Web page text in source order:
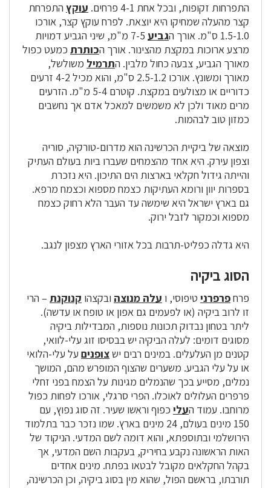
התפרחות זקופות, ובכל אחת 4-1 פרחים.
עוקץ התפרחת
קצר מהעלה שמחיקו היא יוצאת. לפרח עוקץ קצר, אורכו
1.5-1.0 ס"מ. אורך ה
גביע
7-5 מ"מ, שיני הגביע דמויות
מרצע ארוכות במקצת מהצינור. אורך הכותרת כמעט כפול
מאורך הגביע, צבעה כחול מלבין. התרמיל משולשל,
מאורך ומשונץ. אורכו 2.5-1.2 ס"מ, והוא מכיל 4-2 זרעים
כדוריים או מצולעים במקצת. קוטרם 5-4 מ"מ. הזרעים
מרים מאוד ולכן לא משמשים למאכל אדם אך נחשבים
כמזון טוב לבהמות.
מוצאה של ביקיית הכרשינה הוא מדרום-טורקיה, סוריה
וצפון עירק. היא אחד מהצמחים שעברו ביות בעולם העתיק
והייתה גידול חקלאי בארצות הים התיכון. היא נזכרת
בספרות יוון ורומא העתיקות כצמח מספוא וכצמח מרפא.
גם בארץ ישראל היא שימשה עד העבר הלא רחוק כצמח
מספוא וכמקור לזבל ירוק.
היא גדלה כפליט-תרבות בכל אזורי הארץ מצפון לנגב.
הסוג ביקיה
פרחפרפרני טיפוסי, ו עלה מנוצה ובקצהו קנוקנת – הרי
זו לרוב ביקיה (או לפעמים גם אפון או טופח או עדשה).
ליתר בטחון נבדוק תכונות נוספות, המבדילות ביקיה
מסוגים דומים: לעלה הביקיה יש בבסיסו זוג עלי-לוואי,
קטנים מן העלעלים. במינים רבים ישצופנים על עלי-הלואי
או על עלי הגביע. משערים שהצוף המופרש מהם, המושך
נמלים, מסייע בכך שהנמלים מגינות על הצמח בפני זחלי
פרפרים העלולים לאוכלו. הפרי סרגלי, אורכו לפחות כפול
מרוחבו. עמוד העלי כפוף וראשו שעיר. זה סוג נפוץ, עם
150 מינים בעולם, 24 מינים בארץ. שמו נזכר כבר בתלמוד
הירושלמי ובתוספתא, והוא דומה לשם המדעי. הניקוד של
האות הראשונה נקבע בחיריק, בעקבות השם המדעי, אך
בקהל החקלאים מקובל לבטאו בפתח. מינים אחדים
תורבתו, בראשם הפול, שהוא מין בסוג ביקיה, וכן הכרשינה,